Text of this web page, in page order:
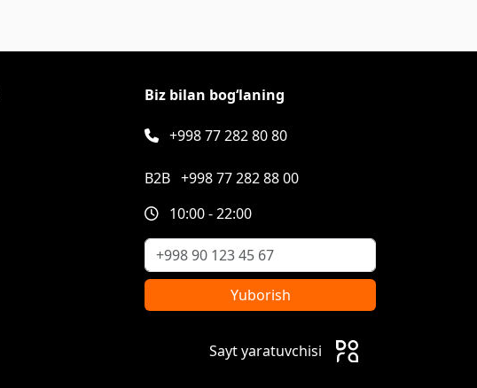
Biz bilan bog‘laning
+998 77 282 80 80
B2B +998 77 282 88 00
10:00 - 22:00
Yuborish
Sayt yaratuvchisi